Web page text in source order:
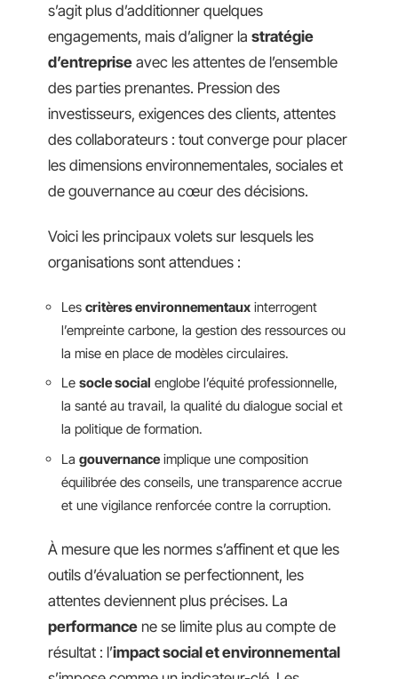
s’agit plus d’additionner quelques
engagements, mais d’aligner la stratégie
d’entreprise avec les attentes de l’ensemble
des parties prenantes. Pression des
investisseurs, exigences des clients, attentes
des collaborateurs : tout converge pour placer
les dimensions environnementales, sociales et
de gouvernance au cœur des décisions.
Voici les principaux volets sur lesquels les
organisations sont attendues :
Les critères environnementaux interrogent
l’empreinte carbone, la gestion des ressources ou
la mise en place de modèles circulaires.
Le socle social englobe l’équité professionnelle,
la santé au travail, la qualité du dialogue social et
la politique de formation.
La gouvernance implique une composition
équilibrée des conseils, une transparence accrue
et une vigilance renforcée contre la corruption.
À mesure que les normes s’affinent et que les
outils d’évaluation se perfectionnent, les
attentes deviennent plus précises. La
performance ne se limite plus au compte de
résultat : l’impact social et environnemental